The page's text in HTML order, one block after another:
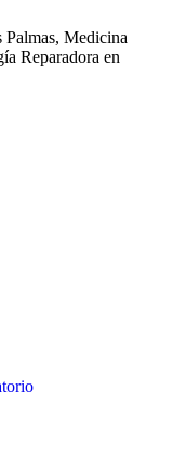
Palmas, Medicina
Reparadora en